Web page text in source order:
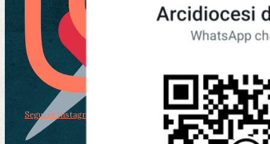
Segui su Instagram